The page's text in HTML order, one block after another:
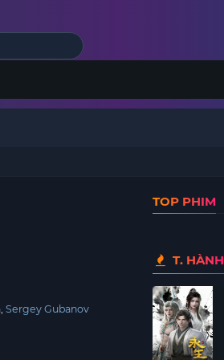
Sergey Gubanov
TOP PHIM
T. HÀNH